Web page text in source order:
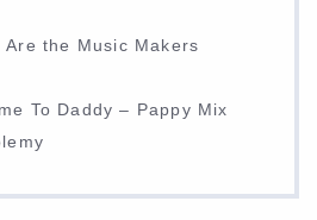
Are the Music Makers
To Daddy – Pappy Mix